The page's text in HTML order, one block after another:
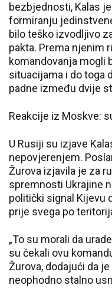
bezbjednosti, Kalas
formiranju
bilo teško izvodljivo
pakta. Prema njenim
komandovanja mogli
situacijama i do toga
padne između dvije
Reakcije iz Moskve:
U Rusiji su izjave
nepovjerenjem.
Žurova izjavila je za
spremnosti Ukrajine
politički signal Kijevu
prije svega po
„To su morali da
su čekali ovu
Žurova, dodajući da
neophodno stalno